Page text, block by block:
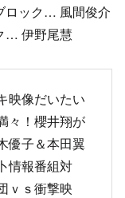
ロック… 風間俊介
… 伊野尾慧
映像だいたい
々！櫻井翔が
優子＆本田翼
情報番組対
ｖｓ衝撃映